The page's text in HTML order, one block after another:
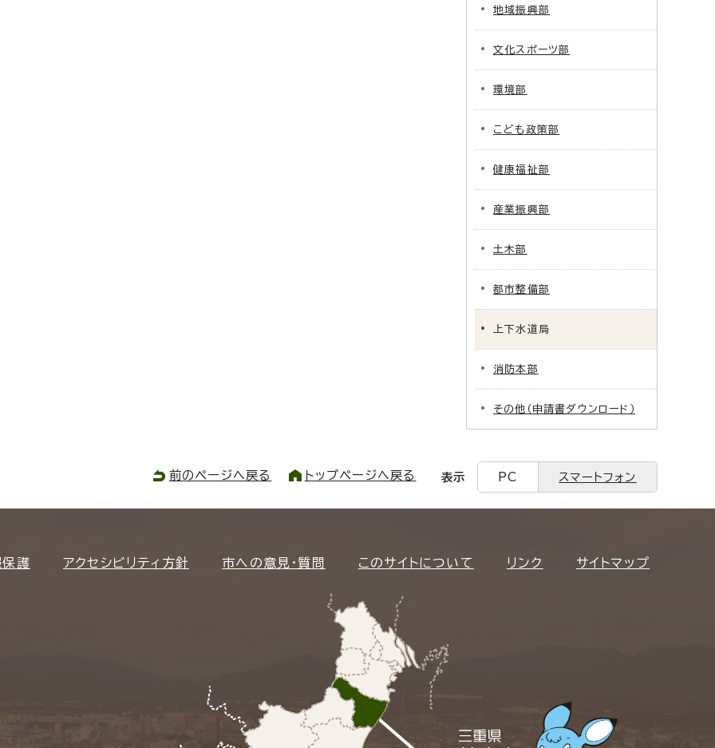
地域振興部
文化スポーツ部
環境部
こども政策部
健康福祉部
産業振興部
土木部
都市整備部
上下水道局
消防本部
その他（申請書ダウンロード）
前のページへ戻る トップページへ戻る 表示 PC スマートフォン
護 アクセシビリティ方針 市への意見・質問 このサイトについて リンク サイトマップ